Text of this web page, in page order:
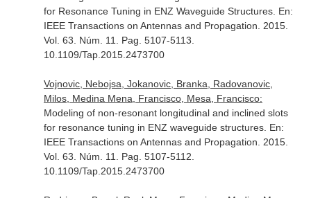
for Resonance Tuning in ENZ Waveguide Structures. En:
IEEE Transactions on Antennas and Propagation . 2015.
Vol. 63. Núm. 11. Pag. 5107-5113.
10.1109/Tap.2015.2473700
Vojnovic, Nebojsa, Jokanovic, Branka, Radovanovic,
Milos, Medina Mena, Francisco, Mesa, Francisco:
Modeling of non-resonant longitudinal and inclined slots
for resonance tuning in ENZ waveguide structures. En:
IEEE Transactions on Antennas and Propagation . 2015.
Vol. 63. Núm. 11. Pag. 5107-5112.
10.1109/Tap.2015.2473700